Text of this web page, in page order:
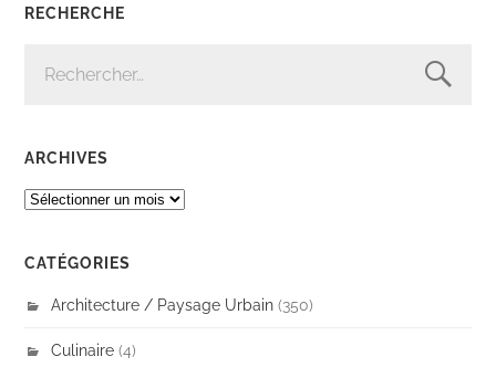
RECHERCHE
ARCHIVES
ARCHIVES
CATÉGORIES
Architecture / Paysage Urbain (350)
Culinaire (4)